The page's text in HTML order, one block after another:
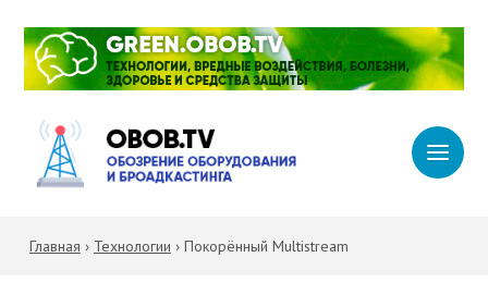
Главная › Технологии › Покорённый Multistream